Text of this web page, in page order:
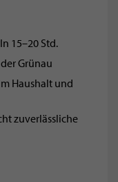
15–20 Std.
Grünau
Haushalt und
zuverlässliche